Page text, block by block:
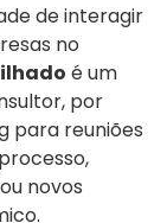
de interagir
no
é um
por
para reuniões
novos